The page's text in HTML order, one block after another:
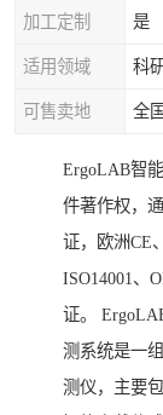
加工定制 是
适用领域 科
可售卖地 全国
ErgoLAB智
件著作权，
证，欧洲CE
ISO14001、
证。
测系统是一
测仪，主要